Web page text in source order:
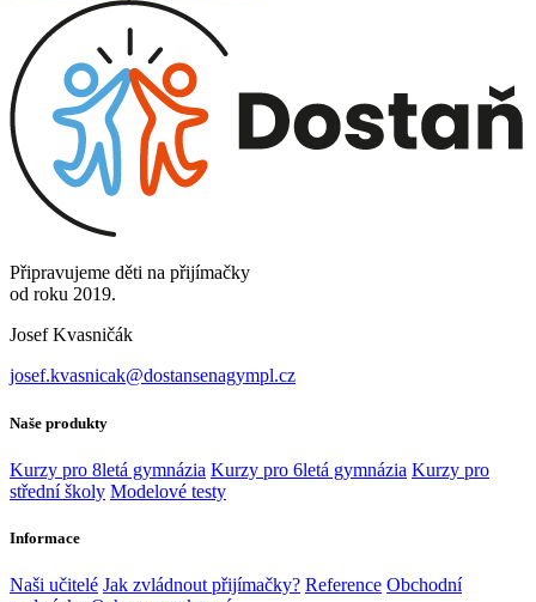
Připravujeme děti na přijímačky
od roku 2019.
Josef Kvasničák
josef.kvasnicak@dostansenagympl.cz
Naše produkty
Kurzy pro 8letá gymnázia Kurzy pro 6letá gymnázia Kurzy pro
střední školy Modelové testy
Informace
Naši učitelé Jak zvládnout přijímačky? Reference Obchodní